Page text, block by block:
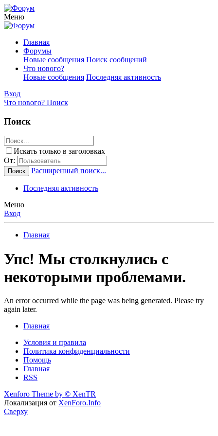
Меню
Главная
Форумы
Новые сообщения Поиск сообщений
Что нового?
Новые сообщения Последняя активность
Вход
Что нового? Поиск
Поиск
Искать только в заголовках
От:
Поиск Расширенный поиск...
Последняя активность
Меню
Вход
Главная
Упс! Мы столкнулись с
некоторыми проблемами.
An error occurred while the page was being generated. Please try
again later.
Главная
Условия и правила
Политика конфиденциальности
Помощь
Главная
RSS
Xenforo Theme by © XenTR
Локализация от XenForo.Info
Сверху